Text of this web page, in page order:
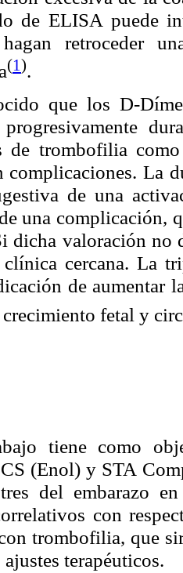
de ELISA puede
retroceder
(1).
que los D-
progresivamente
de trombofilia
complicaciones. La
de una
una complicación,
dicha valoración no
cercana. La
de aumentar
fetal y
tiene como
(Enol) y STA
del embarazo
con
trombofilia, que
terapéuticos.